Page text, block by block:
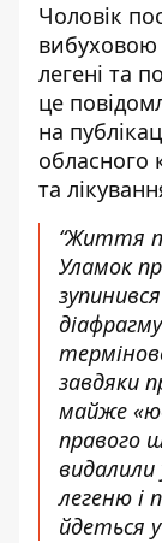
Чоловік
вибуховою
легені та
це
на
обласного
та
“Життя
Уламок
завдяки
майже
правого
легеню і
йдеться